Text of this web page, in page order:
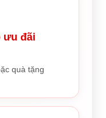
ưu đãi
quà tặng